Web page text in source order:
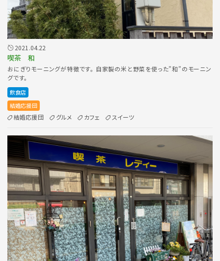
2021.04.22
喫茶 和
おにぎりモーニングが特徴です。 自家製の米と野菜を使った”和”のモーニン
グです。
飲食店
結婚応援団
結婚応援団 グルメ カフェ スイーツ